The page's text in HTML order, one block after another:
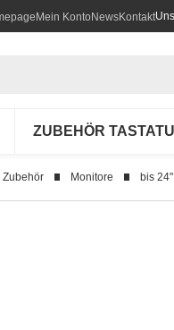
Mein KontoNewsKontakt
ZUBEHÖR
Zubehör Monitore bis 24"